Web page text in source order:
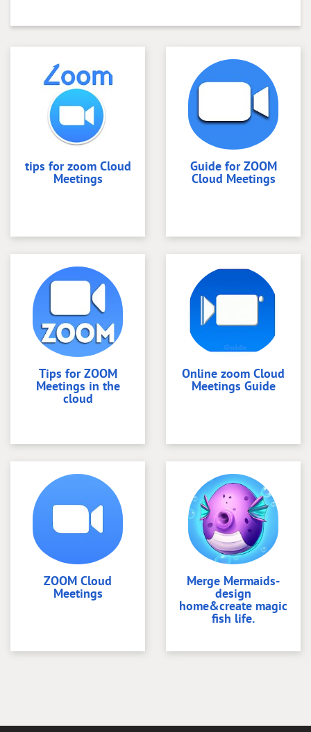
tips for zoom Cloud
Meetings
Guide for ZOOM
Cloud Meetings
Tips for ZOOM
Meetings in the
cloud
Online zoom Cloud
Meetings Guide
ZOOM Cloud
Meetings
Merge Mermaids-
design
home&create magic
fish life.